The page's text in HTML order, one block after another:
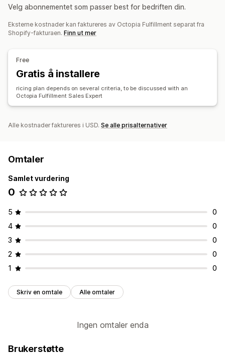
Velg abonnementet som passer best for bedriften din.
Eksterne kostnader kan faktureres av Octopia Fulfillment separat fra
Shopify-fakturaen. Finn ut mer
Free
Gratis å installere
ricing plan depends on several criteria, to be discussed with an
Octopia Fulfillment Sales Expert
Alle kostnader faktureres i USD. Se alle prisalternativer
Omtaler
Samlet vurdering
0
5
0
4
0
3
0
2
0
1
0
Skriv en omtale Alle omtaler
Ingen omtaler enda
Brukerstøtte